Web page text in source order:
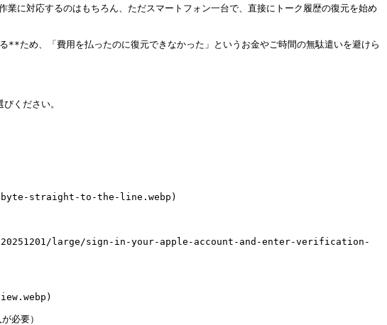
対応するのはもちろん、ただスマートフォン一台で、直接にトーク履歴の復元を始め
ため、「費用を払ったのに復元できなかった」というお金やご時間の無駄遣いを避けら
ください。
straight-to-the-line.webp)
large/sign-in-your-apple-account-and-enter-verification-
必要）